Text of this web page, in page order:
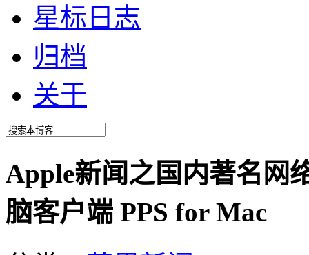
星标日志
归档
关于
Apple新闻之国内著名网
脑客户端 PPS for Mac